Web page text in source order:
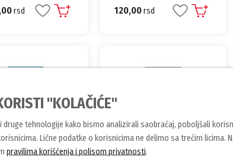
rsd
120,00rsd
"KOLAČIĆE"
druge tehnologije kako bismo analizirali saobraćaj, poboljšali
Lične podatke o korisnicima ne delimo sa trećim licima.
pravilima korišćenja i polisom privatnosti.